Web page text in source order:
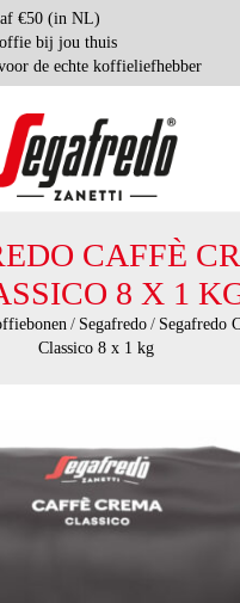
€50 (in NL)
bij jou thuis
de echte koffieliefhebber
CAFFÈ
8 X 1
/ Segafredo / Segafredo
Classico 8 x 1 kg